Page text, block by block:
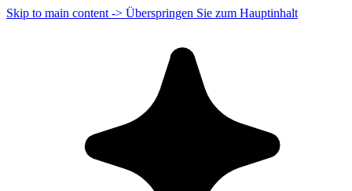
Skip to main content -> Überspringen Sie zum Hauptinhalt